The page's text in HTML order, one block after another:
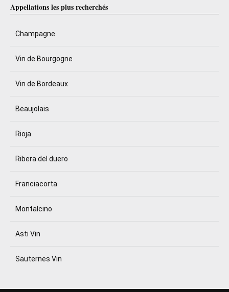
Appellations les plus recherchés
Champagne
Vin de Bourgogne
Vin de Bordeaux
Beaujolais
Rioja
Ribera del duero
Franciacorta
Montalcino
Asti Vin
Sauternes Vin